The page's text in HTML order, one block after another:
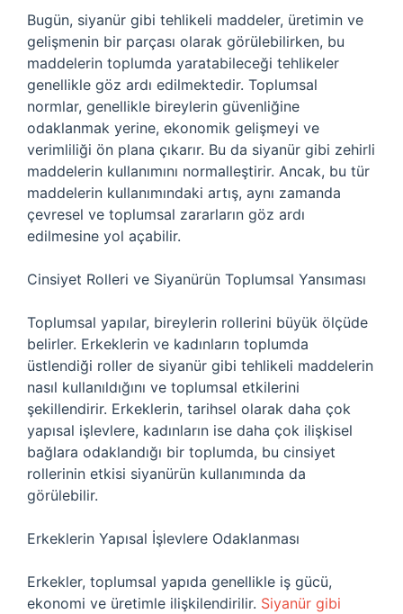
Bugün, siyanür gibi tehlikeli maddeler, üretimin ve
gelişmenin bir parçası olarak görülebilirken, bu
maddelerin toplumda yaratabileceği tehlikeler
genellikle göz ardı edilmektedir. Toplumsal
normlar, genellikle bireylerin güvenliğine
odaklanmak yerine, ekonomik gelişmeyi ve
verimliliği ön plana çıkarır. Bu da siyanür gibi zehirli
maddelerin kullanımını normalleştirir. Ancak, bu tür
maddelerin kullanımındaki artış, aynı zamanda
çevresel ve toplumsal zararların göz ardı
edilmesine yol açabilir.
Cinsiyet Rolleri ve Siyanürün Toplumsal Yansıması
Toplumsal yapılar, bireylerin rollerini büyük ölçüde
belirler. Erkeklerin ve kadınların toplumda
üstlendiği roller de siyanür gibi tehlikeli maddelerin
nasıl kullanıldığını ve toplumsal etkilerini
şekillendirir. Erkeklerin, tarihsel olarak daha çok
yapısal işlevlere, kadınların ise daha çok ilişkisel
bağlara odaklandığı bir toplumda, bu cinsiyet
rollerinin etkisi siyanürün kullanımında da
görülebilir.
Erkeklerin Yapısal İşlevlere Odaklanması
Erkekler, toplumsal yapıda genellikle iş gücü,
ekonomi ve üretimle ilişkilendirilir. Siyanür gibi